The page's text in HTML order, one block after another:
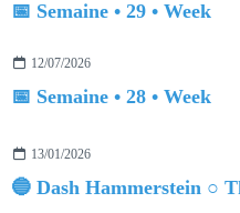
📅 Semaine • 29 • Week
12/07/2026
📅 Semaine • 28 • Week
13/01/2026
🔵 Dash Hammerstein ○